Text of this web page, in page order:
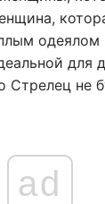
одеялом
для
Стрелец не
ad